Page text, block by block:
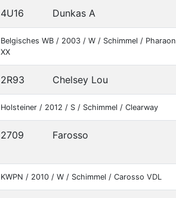
4U16 Dunkas A
Belgisches WB / 2003 / W / Schimmel / Pharaon
XX
2R93 Chelsey Lou
Holsteiner / 2012 / S / Schimmel / Clearway
2709 Farosso
KWPN / 2010 / W / Schimmel / Carosso VDL